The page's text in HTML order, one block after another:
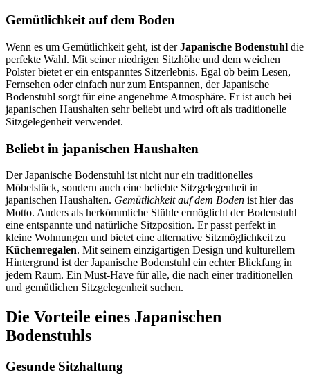
Gemütlichkeit auf dem Boden
Wenn es um Gemütlichkeit geht, ist derJapanische Bodenstuhl die
perfekte Wahl. Mit seiner niedrigen Sitzhöhe und dem weichen
Polster bietet er ein entspanntes Sitzerlebnis. Egal ob beim Lesen,
Fernsehen oder einfach nur zum Entspannen, der Japanische
Bodenstuhl sorgt für eine angenehme Atmosphäre. Er ist auch bei
japanischen Haushalten sehr beliebt und wird oft als traditionelle
Sitzgelegenheit verwendet.
Beliebt in japanischen Haushalten
Der Japanische Bodenstuhl ist nicht nur ein traditionelles
Möbelstück, sondern auch eine beliebte Sitzgelegenheit in
japanischen Haushalten. Gemütlichkeit auf dem Boden ist hier das
Motto. Anders als herkömmliche Stühle ermöglicht der Bodenstuhl
eine entspannte und natürliche Sitzposition. Er passt perfekt in
kleine Wohnungen und bietet eine alternative Sitzmöglichkeit zu
Küchenregalen. Mit seinem einzigartigen Design und kulturellem
Hintergrund ist der Japanische Bodenstuhl ein echter Blickfang in
jedem Raum. Ein Must-Have für alle, die nach einer traditionellen
und gemütlichen Sitzgelegenheit suchen.
Die Vorteile eines Japanischen
Bodenstuhls
Gesunde Sitzhaltung